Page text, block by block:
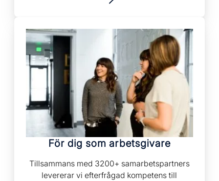
För dig som arbetsgivare
Tillsammans med 3200+ samarbetspartners
levererar vi efterfrågad kompetens till